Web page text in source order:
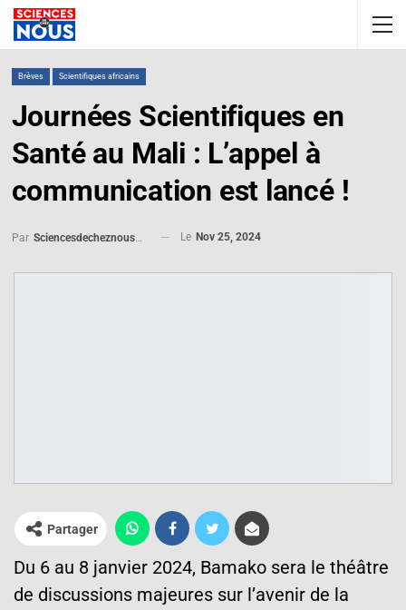
Brèves Scientifiques africains
Journées Scientifiques en
Santé au Mali : L’appel à
communication est lancé !
Par Sciencesdecheznous@gmail.com Le Nov 25, 2024
Partager
Du 6 au 8 janvier 2024, Bamako sera le théâtre
de discussions majeures sur l’avenir de la